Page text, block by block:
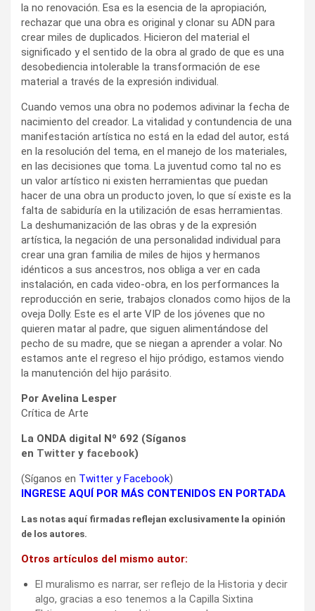
la no renovación. Esa es la esencia de la apropiación,
rechazar que una obra es original y clonar su ADN para
crear miles de duplicados. Hicieron del material el
significado y el sentido de la obra al grado de que es una
desobediencia intolerable la transformación de ese
material a través de la expresión individual.
Cuando vemos una obra no podemos adivinar la fecha de
nacimiento del creador. La vitalidad y contundencia de una
manifestación artística no está en la edad del autor, está
en la resolución del tema, en el manejo de los materiales,
en las decisiones que toma. La juventud como tal no es
un valor artístico ni existen herramientas que puedan
hacer de una obra un producto joven, lo que sí existe es la
falta de sabiduría en la utilización de esas herramientas.
La deshumanización de las obras y de la expresión
artística, la negación de una personalidad individual para
crear una gran familia de miles de hijos y hermanos
idénticos a sus ancestros, nos obliga a ver en cada
instalación, en cada video-obra, en los performances la
reproducción en serie, trabajos clonados como hijos de la
oveja Dolly. Este es el arte VIP de los jóvenes que no
quieren matar al padre, que siguen alimentándose del
pecho de su madre, que se niegan a aprender a volar. No
estamos ante el regreso el hijo pródigo, estamos viendo
la manutención del hijo parásito.
Por Avelina Lesper
Crítica de Arte
La ONDA digital Nº 692 (Síganos
en Twitter y facebook)
(Síganos en Twitter yFacebook)
INGRESE AQUÍ POR MÁS CONTENIDOS EN PORTADA
Las notas aquí firmadas reflejan exclusivamente la opinión
de los autores.
Otros artículos del mismo autor:
El muralismo es narrar, ser reflejo de la Historia y decir
algo, gracias a eso tenemos a la Capilla Sixtina